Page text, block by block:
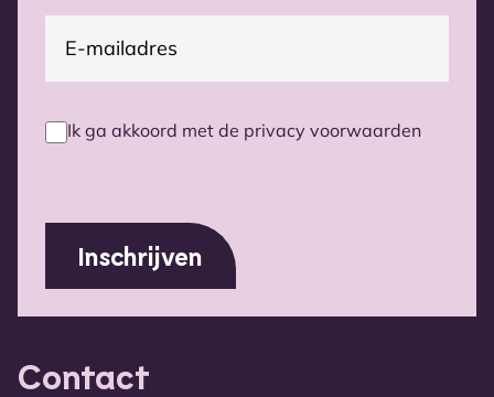
E-
mailadres(Vereist)
Privacy
Ik ga akkoord met de privacy voorwaarden
Contact